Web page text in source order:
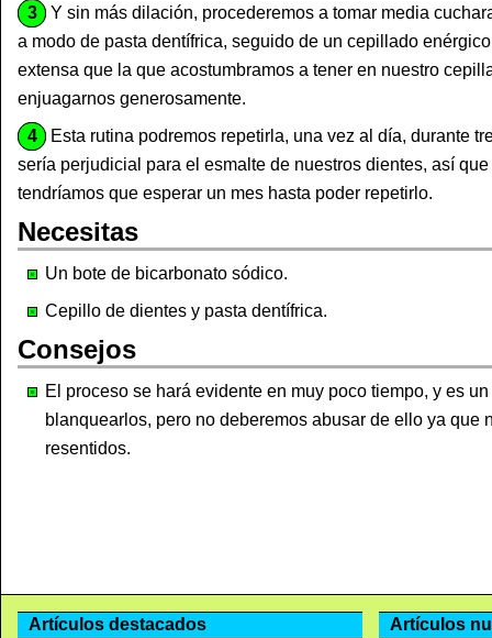
3
Y sin más dilación, procederemos a tomar media
a modo de pasta dentífrica, seguido de un cepillado
extensa que la que acostumbramos a tener en nuestro
enjuagarnos generosamente.
4
Esta rutina podremos repetirla, una vez al día, durante
sería perjudicial para el esmalte de nuestros dientes, así
tendríamos que esperar un mes hasta poder repetirlo.
Necesitas
Un bote de bicarbonato sódico.
Cepillo de dientes y pasta dentífrica.
Consejos
El proceso se hará evidente en muy poco tiempo, y es
blanquearlos, pero no deberemos abusar de ello ya que
resentidos.
Artículos destacados Artículos